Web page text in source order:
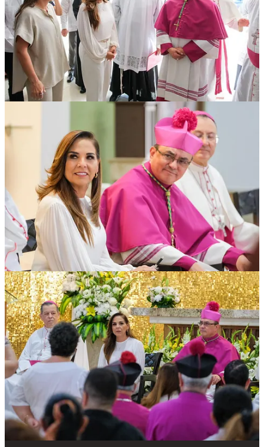
Mara Lezama hizo énfasis en la atención prioritaria a jóvenes,
mujeres, personas adultas mayores, comunidades indígenas,
personas con discapacidad y quienes enfrentan carencias materiales
o espirituales, sectores que —dijo— requieren acompañamiento y
políticas incluyentes.
En el mensaje de bienvenida, Mara Lezama expresó que el gobierno
tiene la misión de mantener el clima de estabilidad y de crear
oportunidades y condiciones para que las personas progresen, a
través de un gobierno diferente enmarcado en el Nuevo Acuerdo por
el Bienestar y Desarrollo para con el pueblo, sumando esfuerzos con
los diversos sectores sociales y organizaciones, las instituciones
religiosas entre ellas, para que se quede atrás.
Asimismo, resaltó la importancia de la pastoral del turismo en una
entidad cuya principal actividad económica es el sector turístico, al
considerar que puede contribuir al acompañamiento espiritual de
trabajadores, visitantes y comunidades receptoras.
La Gobernadora recordó con reconocimiento la labor de Monseñor
Pedro Pablo Elizondo, quien encabezó la diócesis durante más de
dos décadas, primero como prelado y posteriormente como primer
obispo tras la creación de la diócesis por el Papa Francisco.
Finalmente, dio la bienvenida a Monseñor Salvador González
Morales, cuyo nombramiento fue realizado por el Papa León XIV, y
expresó su confianza en que su ministerio pastoral fortalecerá la fe
de la feligresía y contribuirá a la construcción de paz en Quintana
Roo.
Mara Lezama expresó su satisfacción por el hecho que el Escudo
Episcopal de Monseñor Salvador González Morales tenga incluido
los logotipos de los municipios Benito Juárez y Othón P. Blanco,
“un gesto poco común entre los obispos, lo cual denota su
identificación y compromiso con la población a la que prestará su
servicio pastoral”.
La Diócesis Cancún – Chetumal cuenta con 170 sacerdotes, 77
parroquias y más de 550 capillas.